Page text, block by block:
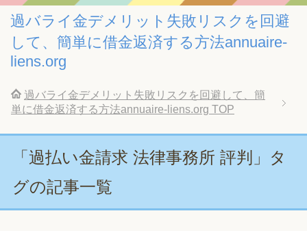
過バライ金デメリット失敗リスクを回避
して、簡単に借金返済する方法annuaire-
liens.org
過バライ金デメリット失敗リスクを回避して、簡
単に借金返済する方法annuaire-liens.org TOP
「過払い金請求 法律事務所 評判」タ
グの記事一覧